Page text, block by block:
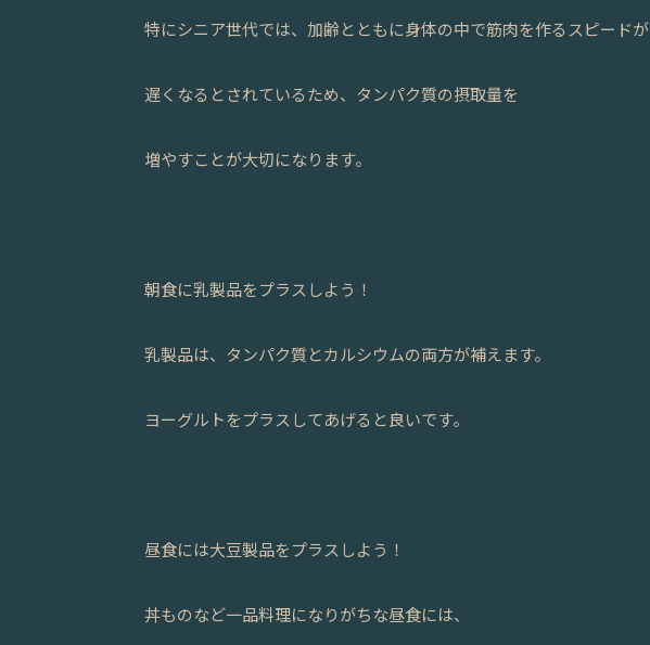
特にシニア世代では、加齢とともに身体の中で筋肉を作るスピードが
遅くなるとされているため、タンパク質の摂取量を
増やすことが大切になります。
朝食に乳製品をプラスしよう！
乳製品は、タンパク質とカルシウムの両方が補えます。
ヨーグルトをプラスしてあげると良いです。
昼食には大豆製品をプラスしよう！
丼ものなど一品料理になりがちな昼食には、